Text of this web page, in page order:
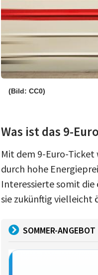
(Bild: CC0)
Was ist das 9-
Mit dem 9-Euro-
durch hohe
Interessierte somit
sie zukünftig vielleicht
SOMMER-ANGEBOT